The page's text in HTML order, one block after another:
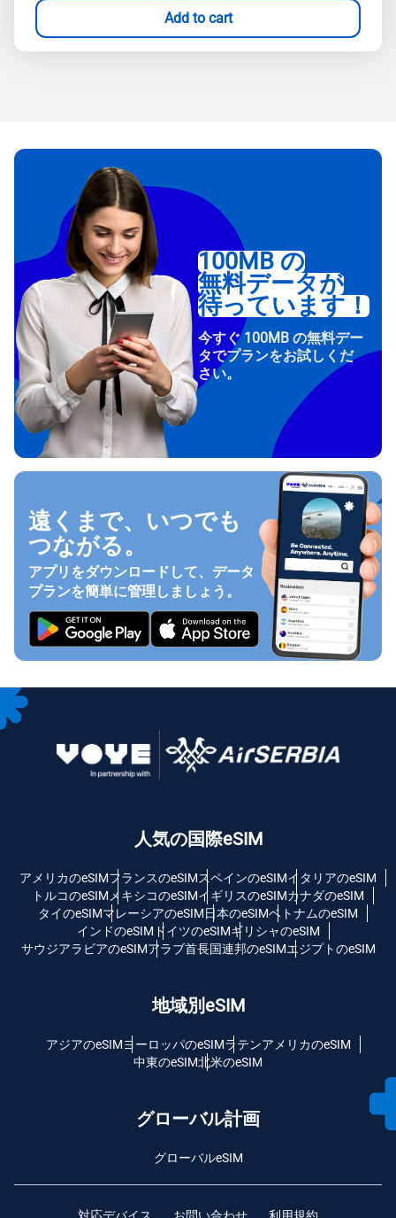
Add to cart
100MB の
無料データが
待っています！
今すぐ 100MB の無料デー
タでプランをお試しくだ
さい。
遠くまで、いつでも
つながる。
アプリをダウンロードして、データ
プランを簡単に管理しましょう。
人気の国際eSIM
アメリカのeSIMフランスのeSIMスペインのeSIMイタリアのeSIM
トルコのeSIM メキシコのeSIMイギリスのeSIMカナダのeSIM
タイのeSIMマレーシアのeSIM日本のeSIMベトナムのeSIM
インドのeSIM ドイツのeSIMギリシャのeSIM
サウジアラビアのeSIMアラブ首長国連邦のeSIMエジプトのeSIM
地域別eSIM
アジアのeSIMヨーロッパのeSIMラテンアメリカのeSIM
中東のeSIM北米のeSIM
グローバル計画
グローバルeSIM
対応デバイス お問い合わせ 利用規約